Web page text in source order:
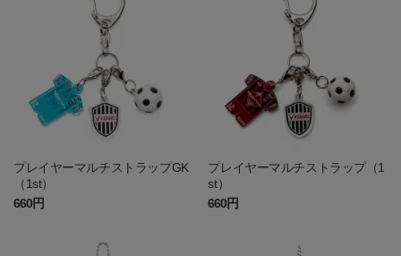
プレイヤーマルチストラップGK
（1st）
660円
プレイヤーマルチストラップ（1
st）
660円